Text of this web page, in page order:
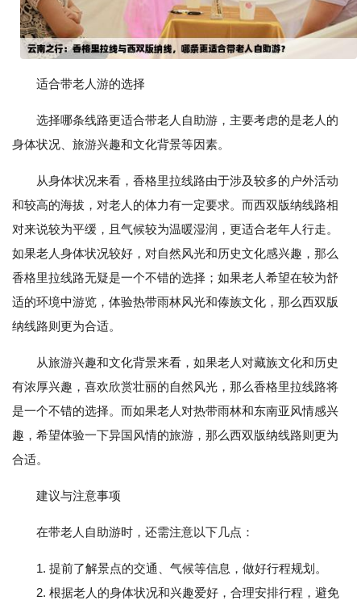
适合带老人游的选择
选择哪条线路更适合带老人自助游，主要考虑的是老人的
身体状况、旅游兴趣和文化背景等因素。
从身体状况来看，香格里拉线路由于涉及较多的户外活动
和较高的海拔，对老人的体力有一定要求。而西双版纳线路相
对来说较为平缓，且气候较为温暖湿润，更适合老年人行走。
如果老人身体状况较好，对自然风光和历史文化感兴趣，那么
香格里拉线路无疑是一个不错的选择；如果老人希望在较为舒
适的环境中游览，体验热带雨林风光和傣族文化，那么西双版
纳线路则更为合适。
从旅游兴趣和文化背景来看，如果老人对藏族文化和历史
有浓厚兴趣，喜欢欣赏壮丽的自然风光，那么香格里拉线路将
是一个不错的选择。而如果老人对热带雨林和东南亚风情感兴
趣，希望体验一下异国风情的旅游，那么西双版纳线路则更为
合适。
建议与注意事项
在带老人自助游时，还需注意以下几点：
1. 提前了解景点的交通、气候等信息，做好行程规划。
2. 根据老人的身体状况和兴趣爱好，合理安排行程，避免